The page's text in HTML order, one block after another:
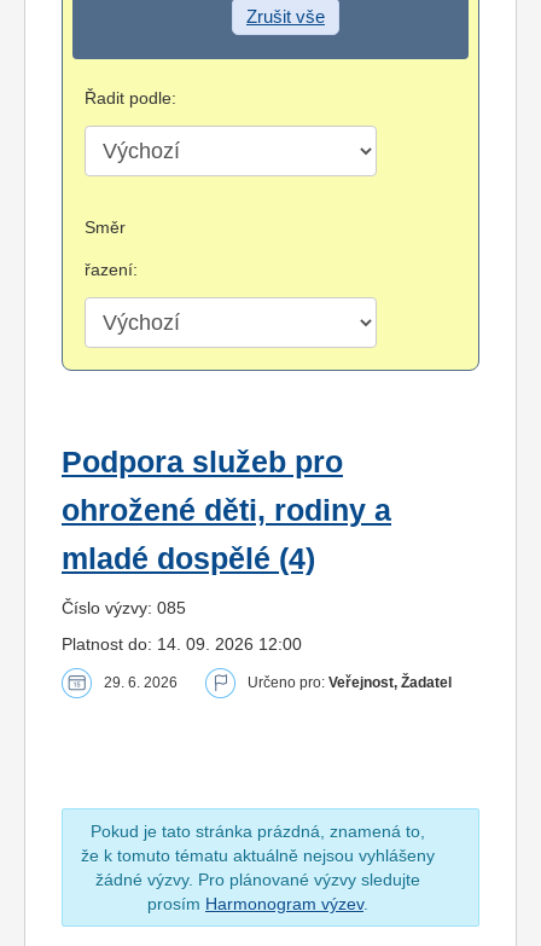
Zrušit vše
Řadit podle:
Směr
řazení:
Podpora služeb pro
ohrožené děti, rodiny a
mladé dospělé (4)
Číslo výzvy: 085
Platnost do: 14. 09. 2026 12:00
29. 6. 2026 Určeno pro: Veřejnost, Žadatel
Pokud je tato stránka prázdná, znamená to,
že k tomuto tématu aktuálně nejsou vyhlášeny
žádné výzvy. Pro plánované výzvy sledujte
prosím Harmonogram výzev.